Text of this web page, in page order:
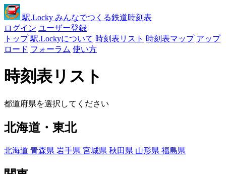
駅.Locky みんなでつくる鉄道時刻表
ログイン ユーザー登録
トップ 駅.Lockyについて 時刻表リスト 時刻表マップ アップ
ロード フォーラム 使い方
時刻表リスト
都道府県を選択してください
北海道・東北
北海道 青森県 岩手県 宮城県 秋田県 山形県 福島県